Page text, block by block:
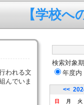
【学校へ
われる文
んでいま
検索対象
年度内
<<
日 月 火